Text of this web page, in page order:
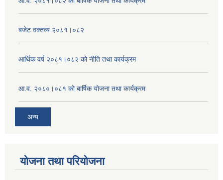
बजेट वक्तव्य २०८१।०८२
आर्थिक वर्ष २०८१।०८२ को नीति तथा कार्यक्रम
आ.व. २०८०।०८१ को बार्षिक योजना तथा कार्यक्रम
अन्य
योजना तथा परियोजना